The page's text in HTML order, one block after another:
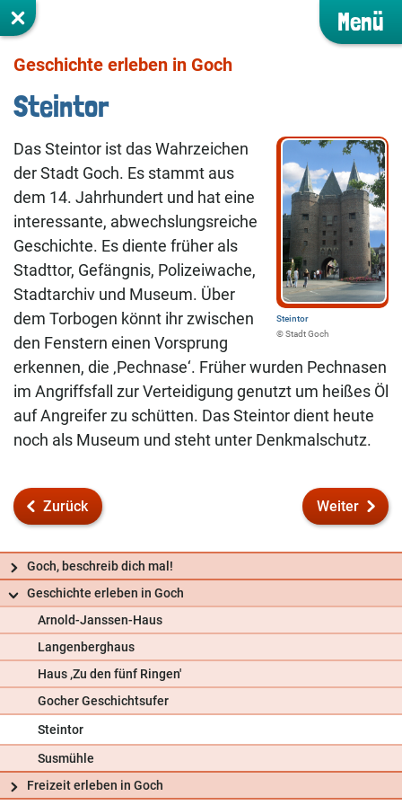
Menü
Geschichte erleben in Goch
Steintor
Steintor
©️ Stadt Goch
Das Steintor ist das Wahrzeichen
der Stadt Goch. Es stammt aus
dem 14. Jahrhundert und hat eine
interessante, abwechslungsreiche
Geschichte. Es diente früher als
Stadttor, Gefängnis, Polizeiwache,
Stadtarchiv und Museum. Über
dem Torbogen könnt ihr zwischen
den Fenstern einen Vorsprung
erkennen, die ‚Pechnase‘. Früher wurden Pechnasen
im Angriffsfall zur Verteidigung genutzt um heißes Öl
auf Angreifer zu schütten. Das Steintor dient heute
noch als Museum und steht unter Denkmalschutz.
Zurück Weiter
Goch, beschreib dich mal!
Geschichte erleben in Goch
Arnold-Janssen-Haus
Langenberghaus
Haus ‚Zu den fünf Ringen'
Gocher Geschichtsufer
Steintor
Susmühle
Freizeit erleben in Goch